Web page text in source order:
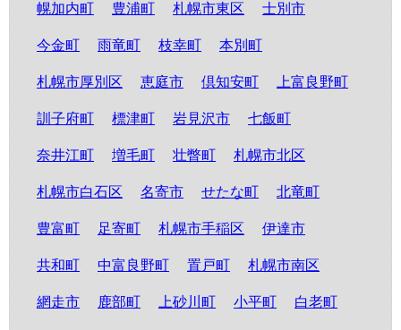
幌加内町 豊浦町 札幌市東区 士別市
今金町 雨竜町 枝幸町 本別町
札幌市厚別区 恵庭市 倶知安町 上富良野町
訓子府町 標津町 岩見沢市 七飯町
奈井江町 増毛町 壮瞥町 札幌市北区
札幌市白石区 名寄市 せたな町 北竜町
豊富町 足寄町 札幌市手稲区 伊達市
共和町 中富良野町 置戸町 札幌市南区
網走市 鹿部町 上砂川町 小平町 白老町